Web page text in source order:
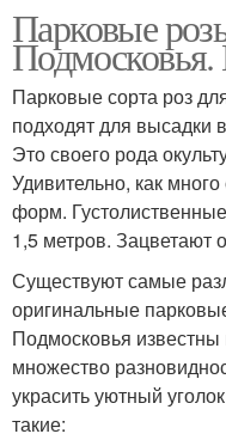
Парковые
Парковые сорта роз
подходят для высадки
Это своего рода
Удивительно, как
форм.
1,5 метров. Зацветают
Существуют самые
оригинальные
Подмосковья
множество
украсить уютный
такие: